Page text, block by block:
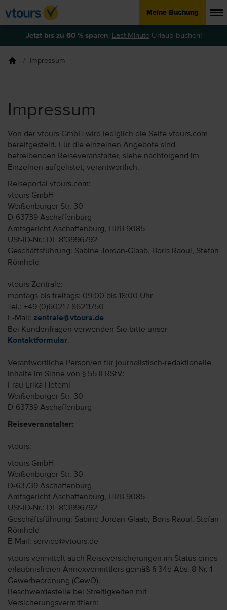
Meine Buchung
Jetzt bis zu 60 % sparen: Last MinuteUrlaub buchen!
Impressum
Impressum
Von der vtours GmbH wird lediglich die Seite vtours.com
bereitgestellt. Für die einzelnen Angebote sind
betreibenden Reiseveranstalter, siehe nachfolgend im
Einzelnen aufgelistet, verantwortlich.
Reiseportal vtours.com:
vtours GmbH
Weißenburger Str. 30
D-63739 Aschaffenburg
Amtsgericht Aschaffenburg, HRB 9085
USt-ID-Nr.: DE 813996792
Geschäftsführung: Sabine Jordan-Glaab, Boris Raoul, Stefan
Römheld
vtours Zentrale:
montags bis freitags: 09:00 bis 18:00 Uhr
Tel.: +49 (0)6021 / 86211750
E-Mail: zentrale@vtours.de
Bei Kundenfragen verwenden Sie bitte unser
Kontaktformular.
Verantwortliche Person/en für journalistisch-redaktionelle
Inhalte im Sinne von § 55 II RStV:
Frau Erika Hetemi
Weißenburger Str. 30
D-63739 Aschaffenburg
Reiseveranstalter:
vtours:
vtours GmbH
Weißenburger Str. 30
D-63739 Aschaffenburg
Amtsgericht Aschaffenburg, HRB 9085
USt-ID-Nr.: DE 813996792
Geschäftsführung: Sabine Jordan-Glaab, Boris Raoul, Stefan
Römheld
E-Mail: service@vtours.de
vtours vermittelt auch Reiseversicherungen im Status eines
erlaubnisfreien Annexvermittlers gemäß § 34d Abs. 8 Nr. 1
Gewerbeordnung (GewO).
Beschwerdestelle bei Streitigkeiten mit
Versicherungsvermittlern: